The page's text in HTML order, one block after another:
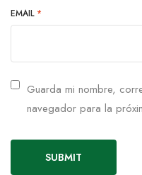
EMAIL *
Guarda mi nombre,
navegador para la